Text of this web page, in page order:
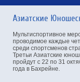
Азиатские
Мультиспортивное
проводимое каждые
среди спортсменов
Третьи Азиатские
пройдут с 22 по 31
года в Бахрейне.